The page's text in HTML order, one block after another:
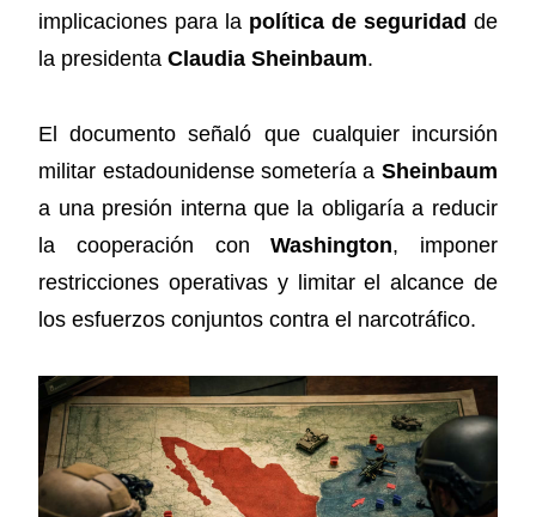
implicaciones para la política de seguridad de
la presidentaClaudia Sheinbaum.
El documento señaló que cualquier incursión
militar estadounidense sometería a Sheinbaum
a una presión interna que la obligaría a reducir
la cooperación conWashington, imponer
restricciones operativas y limitar el alcance de
los esfuerzos conjuntos contra el narcotráfico.